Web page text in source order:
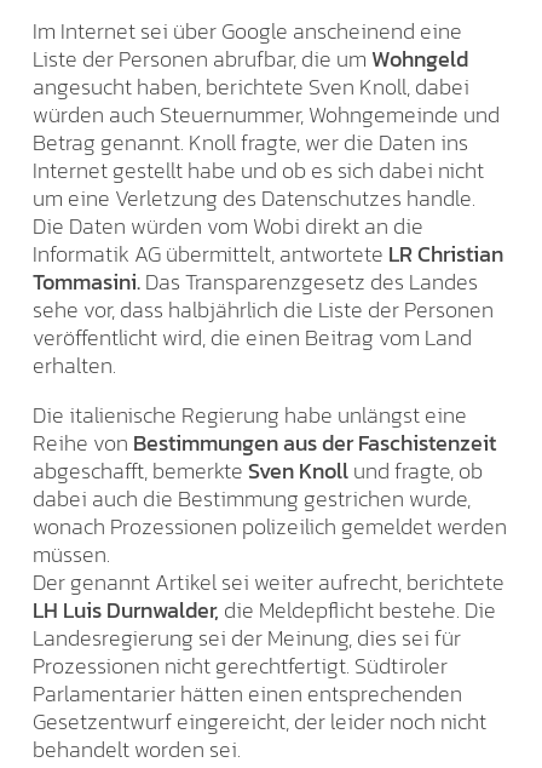
Im Internet sei über Google anscheinend eine
Liste der Personen abrufbar, die um Wohngeld
angesucht haben, berichtete Sven Knoll, dabei
würden auch Steuernummer, Wohngemeinde und
Betrag genannt. Knoll fragte, wer die Daten ins
Internet gestellt habe und ob es sich dabei nicht
um eine Verletzung des Datenschutzes handle.
Die Daten würden vom Wobi direkt an die
Informatik AG übermittelt, antwortete LR Christian
Tommasini.Das Transparenzgesetz des Landes
sehe vor, dass halbjährlich die Liste der Personen
veröffentlicht wird, die einen Beitrag vom Land
erhalten.
Die italienische Regierung habe unlängst eine
Reihe von Bestimmungen aus der Faschistenzeit
abgeschafft, bemerkteSven Knollund fragte, ob
dabei auch die Bestimmung gestrichen wurde,
wonach Prozessionen polizeilich gemeldet werden
müssen.
Der genannt Artikel sei weiter aufrecht, berichtete
LH Luis Durnwalder, die Meldepflicht bestehe. Die
Landesregierung sei der Meinung, dies sei für
Prozessionen nicht gerechtfertigt. Südtiroler
Parlamentarier hätten einen entsprechenden
Gesetzentwurf eingereicht, der leider noch nicht
behandelt worden sei.